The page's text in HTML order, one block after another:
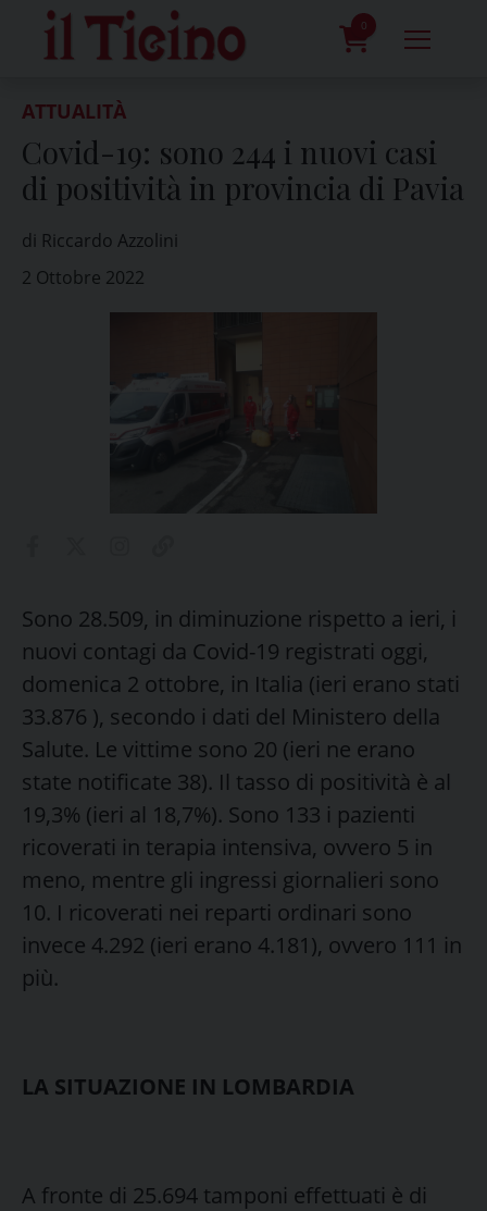
content
0
ATTUALITÀ
Covid-19: sono 244 i nuovi casi
di positività in provincia di Pavia
di Riccardo Azzolini
2 Ottobre 2022
Sono 28.509, in diminuzione rispetto a ieri, i
nuovi contagi da Covid-19 registrati oggi,
domenica 2 ottobre, in Italia (ieri erano stati
33.876 ), secondo i dati del Ministero della
Salute. Le vittime sono 20 (ieri ne erano
state notificate 38). Il tasso di positività è al
19,3% (ieri al 18,7%). Sono 133 i pazienti
ricoverati in terapia intensiva, ovvero 5 in
meno, mentre gli ingressi giornalieri sono
10. I ricoverati nei reparti ordinari sono
invece 4.292 (ieri erano 4.181), ovvero 111 in
più.
LA SITUAZIONE IN LOMBARDIA
A fronte di 25.694 tamponi effettuati è di